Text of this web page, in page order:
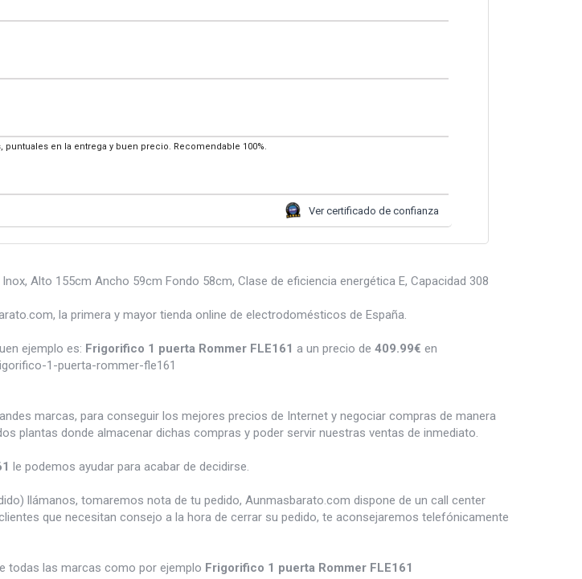
en la entrega y buen precio. Recomendable 100%.
Ver certificado de confianza
Alto 155cm Ancho 59cm Fondo 58cm, Clase de eficiencia energética E, Capacidad 308
la primera y mayor tienda online de electrodomésticos de España.
ejemplo es: Frigorifico 1 puerta Rommer FLE161 a un precio de 409.99€ en
1-puerta-rommer-fle161
marcas, para conseguir los mejores precios de Internet y negociar compras de manera
plantas donde almacenar dichas compras y poder servir nuestras ventas de inmediato.
le podemos ayudar para acabar de decidirse.
llámanos, tomaremos nota de tu pedido, Aunmasbarato.com dispone de un call center
que necesitan consejo a la hora de cerrar su pedido, te aconsejaremos telefónicamente
todas las marcas como por ejemplo Frigorifico 1 puerta Rommer FLE161